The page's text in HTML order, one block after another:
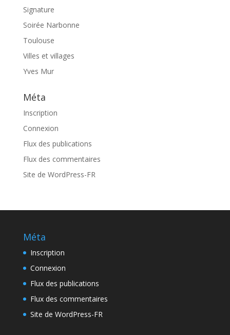
Signature
Soirée Narbonne
Toulouse
Villes et villages
Yves Mur
Méta
Inscription
Connexion
Flux des publications
Flux des commentaires
Site de WordPress-FR
Méta
Inscription
Connexion
Flux des publications
Flux des commentaires
Site de WordPress-FR